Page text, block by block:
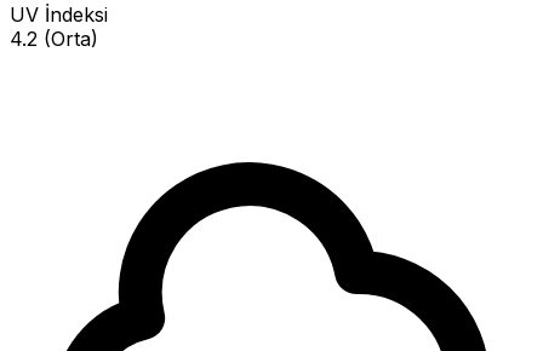
UV İndeksi
4.2 (Orta)